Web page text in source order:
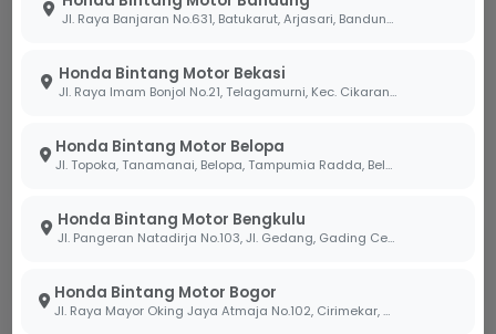
Jl. Raya Banjaran No.631, Batukarut, Arjasari, Bandung, Jawa Barat 40379
Honda Bintang Motor Bekasi
Jl. Raya Imam Bonjol No.21, Telagamurni, Kec. Cikarang Barat, Bekasi Jawa Barat 17530.
Honda Bintang Motor Belopa
Jl. Topoka, Tanamanai, Belopa, Tampumia Radda, Belopa, Kabupaten Luwu, Sulawesi Selatan 91994
Honda Bintang Motor Bengkulu
Jl. Pangeran Natadirja No.103, Jl. Gedang, Gading Cemp., Kota Bengkulu, Bengkulu 38226
Honda Bintang Motor Bogor
Jl. Raya Mayor Oking Jaya Atmaja No.102, Cirimekar, Kec. Cibinong, Kabupaten Bogor, Jawa Barat 16918
Syarat utama pengajuan kredit motor Honda
menikah) atau KTP pemohon & orang tua (jika
dokumen tambahan seperti slip gaji atau bukti
usaha (jika diperlukan oleh pihak leasing).
Apakah Bintang Motor melayani